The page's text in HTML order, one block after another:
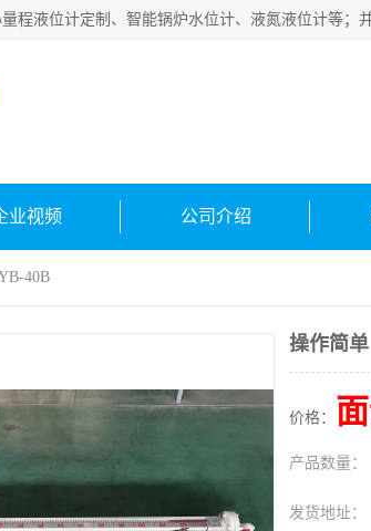
业视频 公司介绍
40B
操作简
价格：
产品数量：
发货地址：